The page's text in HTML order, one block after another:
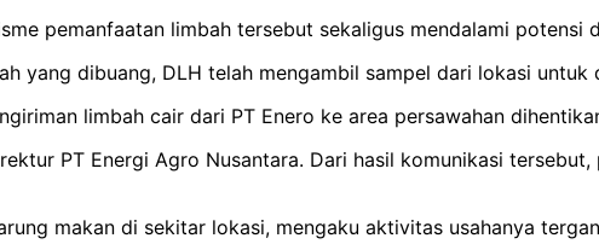
pemanfaatan limbah tersebut sekaligus mendalami potensi
yang dibuang, DLH telah mengambil sampel dari lokasi
limbah cair dari PT Enero ke area persawahan
PT Energi Agro Nusantara. Dari hasil komunikasi
makan di sekitar lokasi, mengaku aktivitas usahanya